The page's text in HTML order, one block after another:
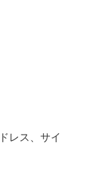
レス、サイ